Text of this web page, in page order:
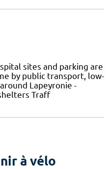
sites and parking are
by public transport, low-
Lapeyronie -
Traff
à vélo